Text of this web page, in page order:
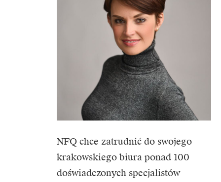
NFQ chce zatrudnić do swojego
krakowskiego biura ponad 100
doświadczonych specjalistów